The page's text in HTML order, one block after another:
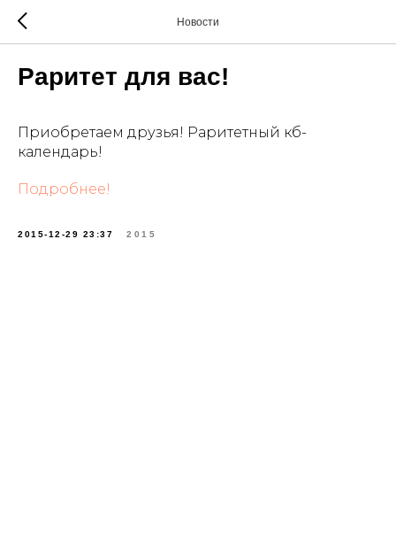
Новости
Раритет для вас!
Приобретаем друзья! Раритетный кб-
календарь!
Подробнее!
2015-12-29 23:37 2015